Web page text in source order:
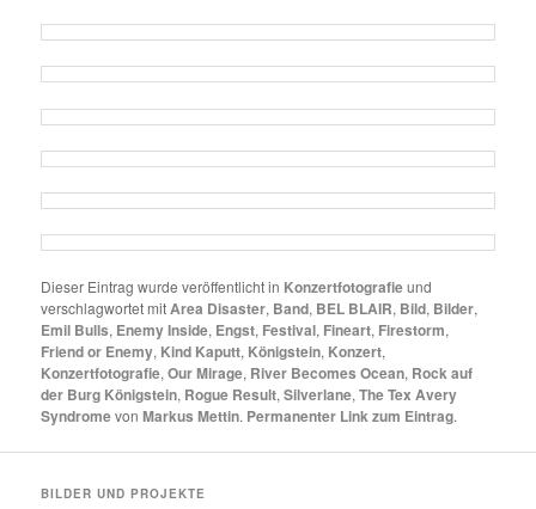
Dieser Eintrag wurde veröffentlicht in Konzertfotografieund
verschlagwortet mitArea Disaster, Band, BEL BLAIR, Bild, Bilder,
Emil Bulls, Enemy Inside, Engst, Festival, Fineart, Firestorm,
Friend or Enemy, Kind Kaputt, Königstein, Konzert,
Konzertfotografie,Our Mirage, River Becomes Ocean, Rock auf
der Burg Königstein, Rogue Result,Silverlane,The Tex Avery
SyndromevonMarkus Mettin. Permanenter Link zum Eintrag.
BILDER UND PROJEKTE